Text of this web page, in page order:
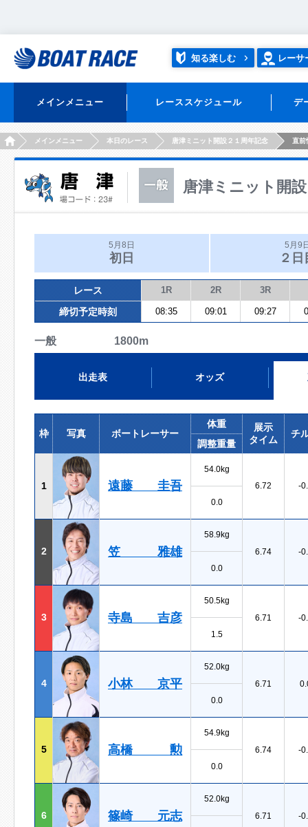
知る楽しむ レーサ
メインメニュー レーススケジュール デ
HOMEメインメニュー 本日のレース 唐津ミニット開設２１周年記念 直前
唐津ミニット開
5月8日
初日
5月9
２日
レース 1R 2R 3R
締切予定時刻 08:35 09:01 09:27
一般 1800m
出走表 オッズ
枠 写真 ボートレーサー
体重
展示
タイム
チ
調整重量
1 遠藤 圭吾
54.0kg
6.72
-
0.0
2 笠 雅雄
58.9kg
6.74
-
0.0
3 寺島 吉彦
50.5kg
6.71
-
1.5
4 小林 京平
52.0kg
6.71
0.0
5 高橋 勲
54.9kg
6.74
-
0.0
6 篠崎 元志
52.0kg
6.71
-